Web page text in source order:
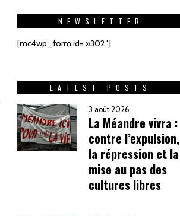
NEWSLETTER
[mc4wp_form id= »302″]
LATEST POSTS
3 août 2026
La Méandre vivra :
contre l’expulsion,
la répression et la
mise au pas des
cultures libres